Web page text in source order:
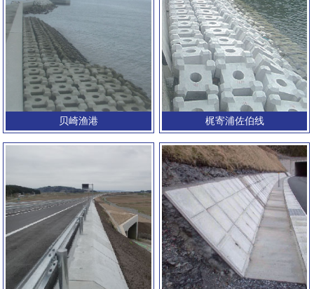
贝崎渔港 梶寄浦佐伯线